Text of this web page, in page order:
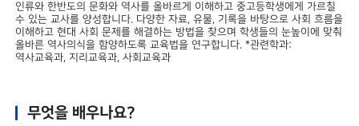
인류와 한반도의 문화와 역사를 올바르게 이해하고 중고등학생에게 가르칠
수 있는 교사를 양성합니다. 다양한 자료, 유물, 기록을 바탕으로 사회 흐름을
이해하고 현대 사회 문제를 해결하는 방법을 찾으며 학생들의 눈높이에 맞춰
올바른 역사의식을 함양하도록 교육법을 연구합니다. *관련학과:
역사교육과, 지리교육과, 사회교육과
무엇을 배우나요?